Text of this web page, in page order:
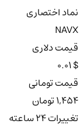
نماد اختصاری
NAVX
قیمت دلاری
0.01 $
قیمت تومانی
1,454 تومان
تغییرات ۲۴ ساعته